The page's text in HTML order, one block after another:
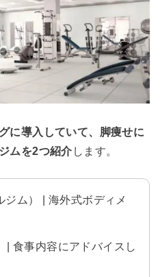
に導入していて、脚痩せに
ムを2つ紹介 します。
ム） | 海外式ボディメ
| 食事内容にアドバイスし